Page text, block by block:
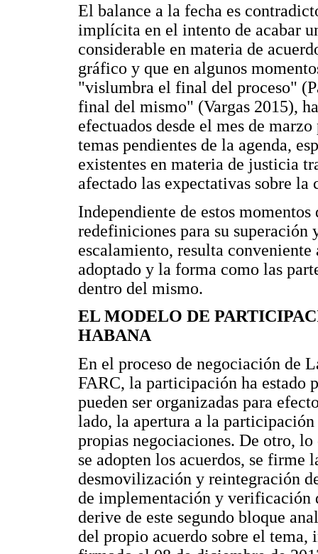
El balance a la fecha es
implícita en el intento de acabar
considerable en materia de
gráfico y que en algunos
"vislumbra el final del proceso"
final del mismo" (Vargas 2015),
efectuados desde el mes de
temas pendientes de la agenda,
existentes en materia de justicia
afectado las expectativas sobre
Independiente de estos
redefiniciones para su superación
escalamiento, resulta
adoptado y la forma como las
dentro del mismo.
EL MODELO DE
HABANA
En el proceso de negociación de
FARC, la participación ha estado
pueden ser organizadas para
lado, la apertura a la
propias negociaciones. De otro,
se adopten los acuerdos, se firme
desmovilización y reintegración
de implementación y verificación
derive de este segundo bloque
del propio acuerdo sobre el tema,